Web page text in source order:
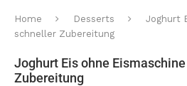
Home Desserts
Joghurt
schneller Zubereitung
Joghurt Eis ohne
Zubereitung